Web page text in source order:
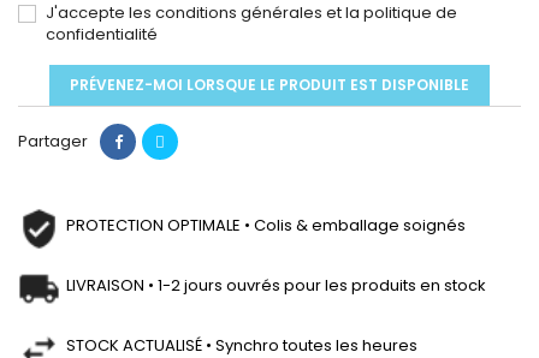
J'accepte les conditions générales et la politique de
confidentialité
PRÉVENEZ-MOI LORSQUE LE PRODUIT EST DISPONIBLE
Partager
PROTECTION OPTIMALE • Colis & emballage soignés
LIVRAISON • 1-2 jours ouvrés pour les produits en stock
STOCK ACTUALISÉ • Synchro toutes les heures